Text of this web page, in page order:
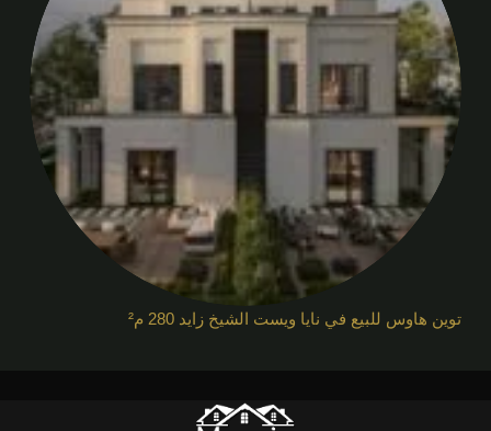
توين هاوس للبيع في نايا ويست الشيخ زايد 280 م²